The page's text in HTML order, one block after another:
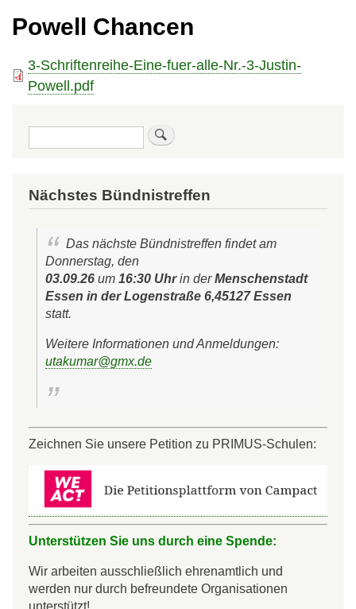
Powell Chancen
File3-Schriftenreihe-Eine-fuer-alle-Nr.-3-Justin-
Powell.pdf
Nächstes Bündnistreffen
Das nächste Bündnistreffen findet am
Donnerstag, den
03.09.26 um 16:30 Uhrin derMenschenstadt
Essen in der Logenstraße 6,45127 Essen
statt.
Weitere Informationen und Anmeldungen:
utakumar@gmx.de
Zeichnen Sie unsere Petition zu PRIMUS-Schulen:
Unterstützen Sie uns durch eine Spende:
Wir arbeiten ausschließlich ehrenamtlich und
werden nur durch befreundete Organisationen
unterstützt!